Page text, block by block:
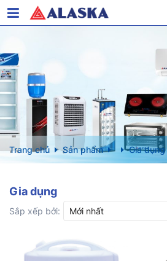
Trang chủ Sản phẩm Gia dụng
Gia dụng
Sắp xếp bởi: